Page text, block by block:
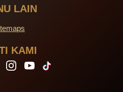
LAIN
KAMI